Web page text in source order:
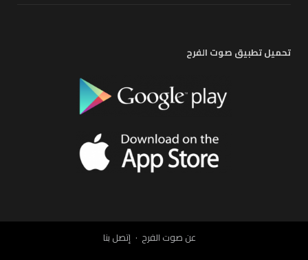
تحميل تطبيق صوت الفرح
عن صوت الفرح إتصل بنا